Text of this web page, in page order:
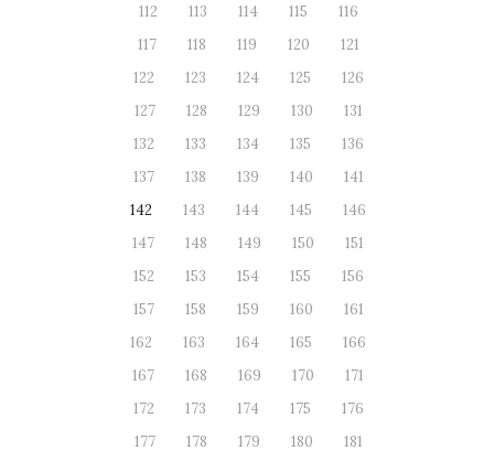
112
113 114 115
116
117
118 119 120
121
122
123 124 125
126
127
128 129 130
131
132
133 134 135
136
137
138 139 140
141
142
143 144 145
146
147
148 149 150
151
152
153 154 155
156
157
158 159 160
161
162
163 164 165
166
167
168 169 170
171
172
173 174 175
176
177
178 179 180
181